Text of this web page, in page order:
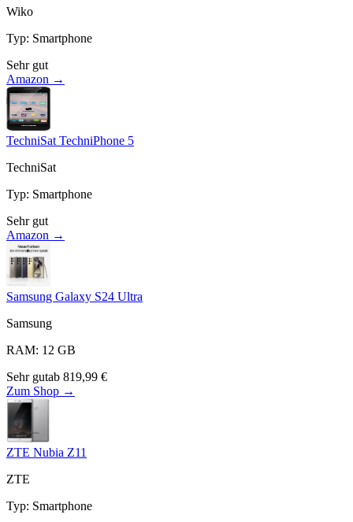
Wiko
Typ: Smartphone
Sehr gut
Amazon →
TechniSat TechniPhone 5
TechniSat
Typ: Smartphone
Sehr gut
Amazon →
Samsung Galaxy S24 Ultra
Samsung
RAM: 12 GB
Sehr gutab 819,99 €
Zum Shop →
ZTE Nubia Z11
ZTE
Typ: Smartphone